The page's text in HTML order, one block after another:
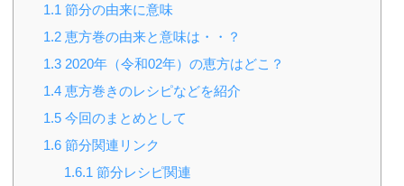
1.1 節分の由来に意味
1.2 恵方巻の由来と意味は・・？
1.3 2020年（令和02年）の恵方はどこ？
1.4 恵方巻きのレシピなどを紹介
1.5 今回のまとめとして
1.6 節分関連リンク
1.6.1 節分レシピ関連